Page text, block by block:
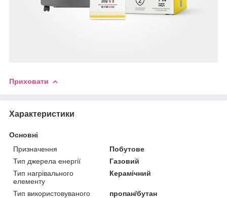
Приховати
Характеристики
Основні
Призначення
Побутове
Тип джерела енергії
Газовий
Тип нагрівального
елементу
Керамічний
Тип використовуваного
пропан/бутан